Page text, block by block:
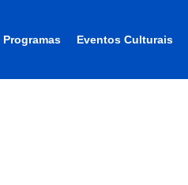
Programas Eventos Culturais